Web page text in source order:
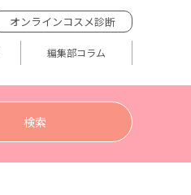
オンラインコスメ診断
編集部コラム